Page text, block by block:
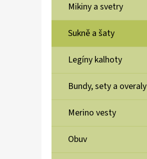
Mikiny a svetry
Sukně a šaty
Legíny kalhoty
Bundy, sety a overaly
Merino vesty
Obuv